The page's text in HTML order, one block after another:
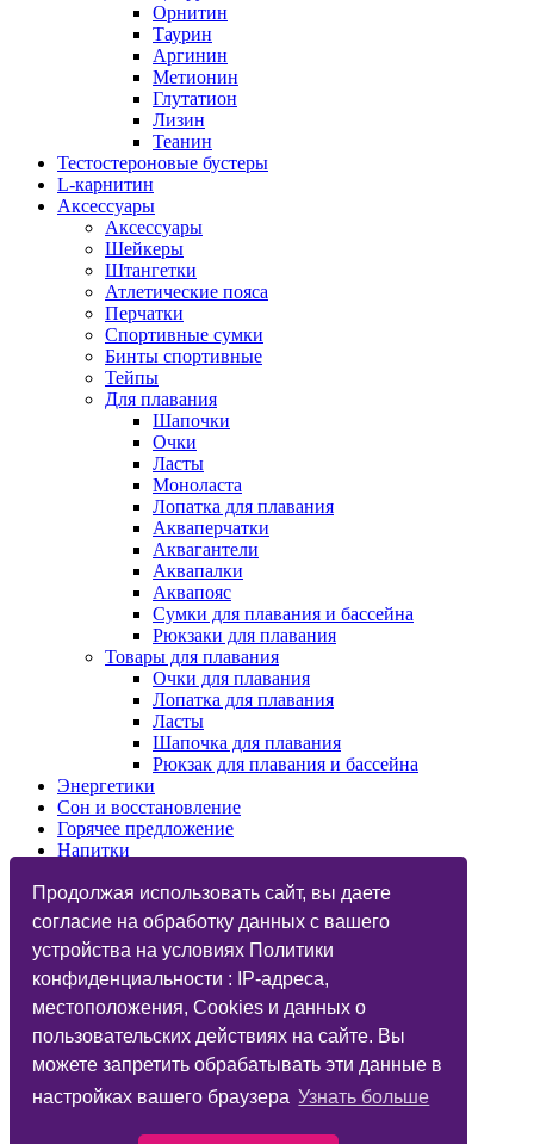
Продолжая использовать сайт, вы даете
согласие на обработку данных с вашего
устройства на условиях Политики
конфиденциальности : IP-адреса,
местоположения, Cookies и данных о
пользовательских действиях на сайте. Вы
можете запретить обрабатывать эти данные в
настройках вашего браузера Узнать больше
Орнитин
Таурин
Аргинин
Метионин
Глутатион
Лизин
Теанин
Тестостероновые бустеры
L-карнитин
Аксессуары
Аксессуары
Шейкеры
Штангетки
Атлетические пояса
Перчатки
Спортивные сумки
Бинты спортивные
Тейпы
Для плавания
Шапочки
Очки
Ласты
Моноласта
Лопатка для плавания
Акваперчатки
Аквагантели
Аквапалки
Аквапояс
Сумки для плавания и бассейна
Рюкзаки для плавания
Товары для плавания
Очки для плавания
Лопатка для плавания
Ласты
Шапочка для плавания
Рюкзак для плавания и бассейна
Энергетики
Сон и восстановление
Горячее предложение
Напитки
Назначения
Бренды
Vegan
Глютаминовая кислота
Функциональный тренинг
Подарочные карты
Дисконтные карты
Фитнес-бар
Статьи
Вопрос Ответ